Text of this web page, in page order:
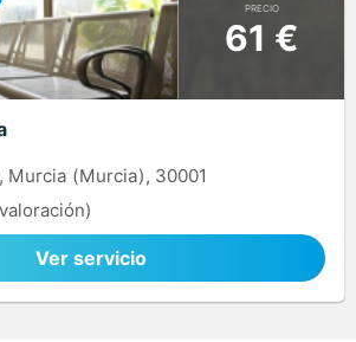
PRECIO
61 €
Murcia (Murcia), 30001
Ver servicio